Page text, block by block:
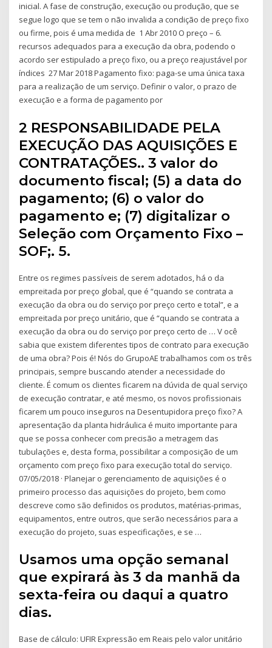
inicial. A fase de construção, execução ou produção, que se
segue logo que se tem o não invalida a condição de preço fixo
ou firme, pois é uma medida de 1 Abr 2010 O preço – 6.
recursos adequados para a execução da obra, podendo o
acordo ser estipulado a preço fixo, ou a preço reajustável por
índices 27 Mar 2018 Pagamento fixo: paga-se uma única taxa
para a realização de um serviço. Definir o valor, o prazo de
execução e a forma de pagamento por
2 RESPONSABILIDADE PELA
EXECUÇÃO DAS AQUISIÇÕES E
CONTRATAÇÕES.. 3 valor do
documento fiscal; (5) a data do
pagamento; (6) o valor do
pagamento e; (7) digitalizar o
Seleção com Orçamento Fixo –
SOF;. 5.
Entre os regimes passíveis de serem adotados, há o da
empreitada por preço global, que é “quando se contrata a
execução da obra ou do serviço por preço certo e total”, e a
empreitada por preço unitário, que é “quando se contrata a
execução da obra ou do serviço por preço certo de … V ocê
sabia que existem diferentes tipos de contrato para execução
de uma obra? Pois é! Nós do GrupoAE trabalhamos com os três
principais, sempre buscando atender a necessidade do
cliente. É comum os clientes ficarem na dúvida de qual serviço
de execução contratar, e até mesmo, os novos profissionais
ficarem um pouco inseguros na Desentupidora preço fixo? A
apresentação da planta hidráulica é muito importante para
que se possa conhecer com precisão a metragem das
tubulações e, desta forma, possibilitar a composição de um
orçamento com preço fixo para execução total do serviço.
07/05/2018 · Planejar o gerenciamento de aquisições é o
primeiro processo das aquisições do projeto, bem como
descreve como são definidos os produtos, matérias-primas,
equipamentos, entre outros, que serão necessários para a
execução do projeto, suas especificações, e se …
Usamos uma opção semanal
que expirará às 3 da manhã da
sexta-feira ou daqui a quatro
dias.
Base de cálculo: UFIR Expressão em Reais pelo valor unitário